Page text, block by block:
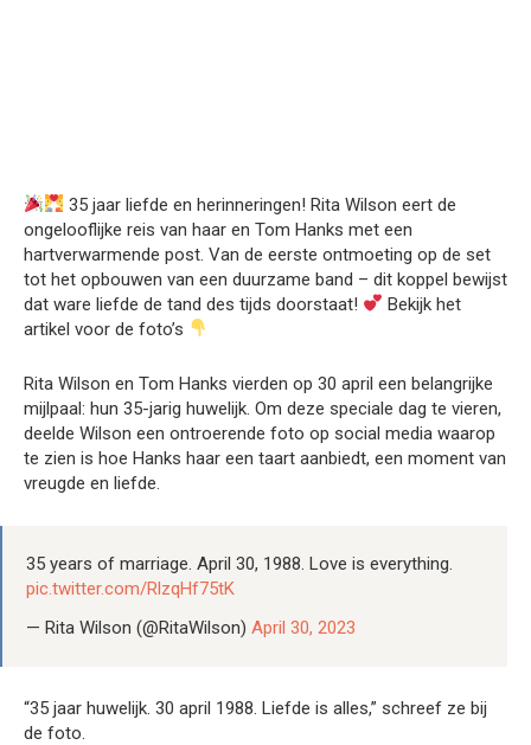
35 jaar liefde en herinneringen! Rita Wilson eert de
ongelooflijke reis van haar en Tom Hanks met een
hartverwarmende post. Van de eerste ontmoeting op de set
tot het opbouwen van een duurzame band – dit koppel bewijst
dat ware liefde de tand des tijds doorstaat!
Bekijk het
artikel voor de foto’s
Rita Wilson en Tom Hanks vierden op 30 april een belangrijke
mijlpaal: hun 35-jarig huwelijk. Om deze speciale dag te vieren,
deelde Wilson een ontroerende foto op social media waarop
te zien is hoe Hanks haar een taart aanbiedt, een moment van
vreugde en liefde.
35 years of marriage. April 30, 1988. Love is everything.
pic.twitter.com/RlzqHf75tK
— Rita Wilson (@RitaWilson) April 30, 2023
“35 jaar huwelijk. 30 april 1988. Liefde is alles,” schreef ze bij
de foto.